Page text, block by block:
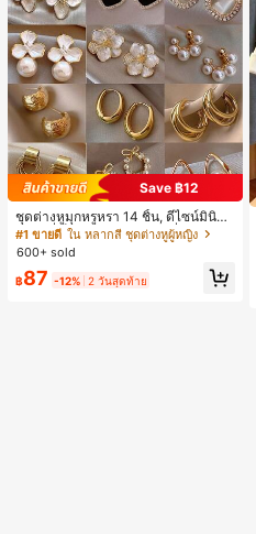
Save ฿12
ชุดต่างหูมุกหรูหรา 14 ชิ้น, ดีไซน์มินิมอ
ลใหม่ที่เป็นเอกลักษณ์ ต่างหูที่สง่างาม
สำหรับผู้หญิง, ของขวัญสำหรับเธอ
#1 ขายดี ใน หลากสี ชุดต่างหูผู้หญิง
600+ sold
฿87 -12% 2 วันสุดท้าย